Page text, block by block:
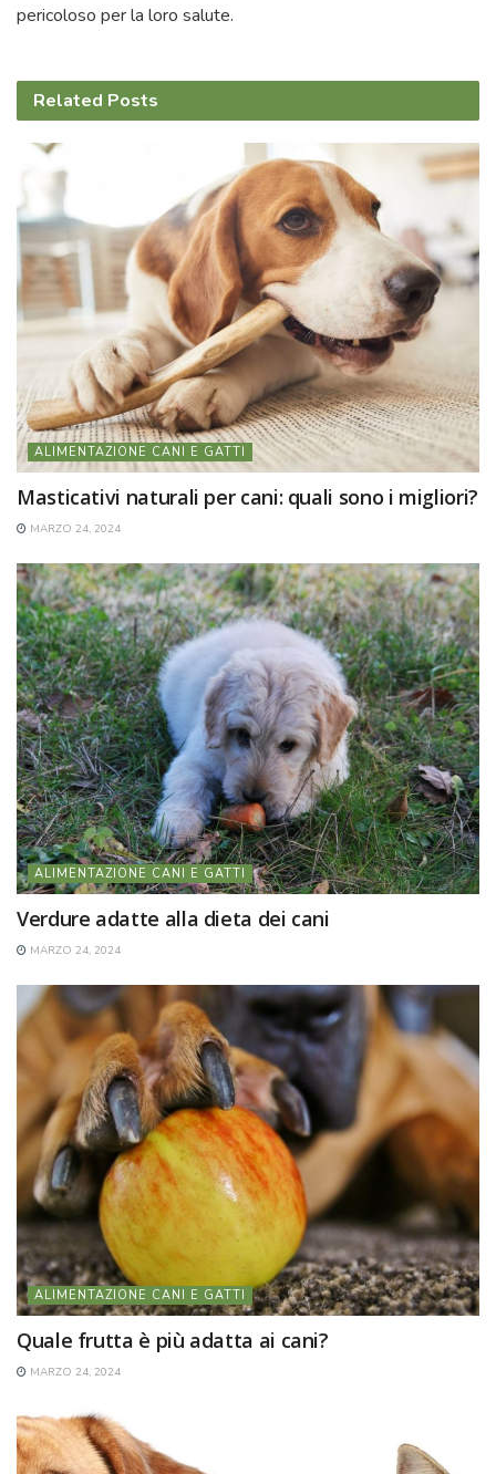
pericoloso per la loro salute.
Related Posts
ALIMENTAZIONE CANI E GATTI
Masticativi naturali per cani: quali sono i migliori?
MARZO 24, 2024
ALIMENTAZIONE CANI E GATTI
Verdure adatte alla dieta dei cani
MARZO 24, 2024
ALIMENTAZIONE CANI E GATTI
Quale frutta è più adatta ai cani?
MARZO 24, 2024